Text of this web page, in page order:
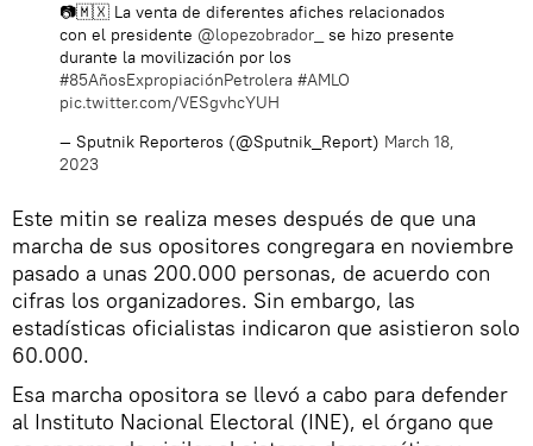
📷🇲🇽 La venta de diferentes afiches relacionados
con el presidente @lopezobrador_
se hizo presente
durante la movilización por los
#85AñosExpropiaciónPetrolera #AMLO
pic.twitter.com/VESgvhcYUH
— Sputnik Reporteros (@Sputnik_Report) March 18,
2023
Este mitin se realiza meses después de que una
marcha de sus opositores congregara en noviembre
pasado a unas 200.000 personas, de acuerdo con
cifras los organizadores. Sin embargo, las
estadísticas oficialistas indicaron que asistieron solo
60.000.
Esa marcha opositora se llevó a cabo para defender
al Instituto Nacional Electoral (INE), el órgano que